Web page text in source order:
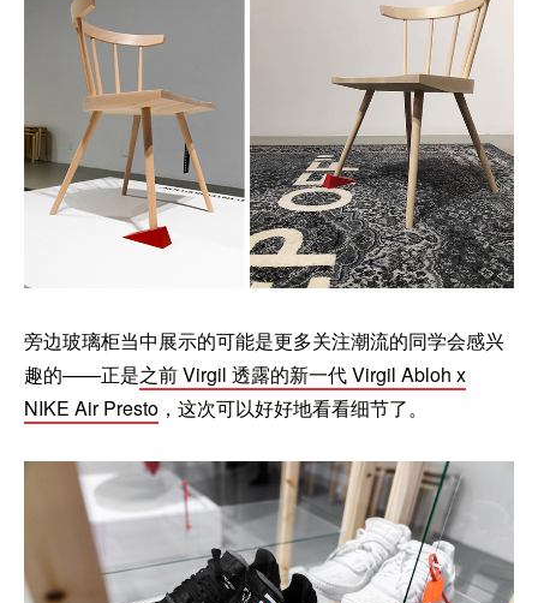
旁边玻璃柜当中展示的可能是更多关注潮流的同学会感兴
趣的——正是之前 Virgil 透露的新一代 Virgil Abloh x
NIKE Air Presto ，这次可以好好地看看细节了。